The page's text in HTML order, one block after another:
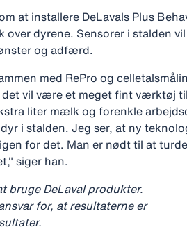
at installere DeLavals Plus
over dyrene. Sensorer i stalden
og adfærd.
med RePro og
vil være et meget fint værktøj
liter mælk og forenkle
i stalden. Jeg ser, at ny
for det. Man er nødt til at
siger han.
bruge DeLaval produkter.
for, at resultaterne er